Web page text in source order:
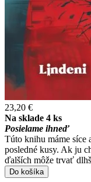
23,20 €
Na sklade 4 ks
Posielame ihneď
Túto knihu máme síce
posledné kusy. Ak ju
ďalších môže trvať
Do košíka